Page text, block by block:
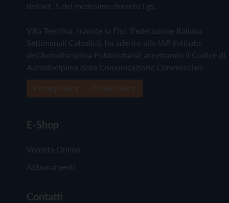
dell'art. 5 del medesimo decreto Lgs.
Vita Trentina, tramite la Fisc (Federazione Italiana
Settimanali Cattolici), ha aderito allo IAP (Istituto
dell'Autodisciplina Pubblicitaria) accettando il Codice di
Autodisciplina della Comunicazione Commerciale
E-Shop
Vendita Online
Abbonamenti
Contatti